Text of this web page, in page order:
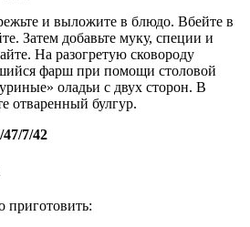
и выложите в блюдо. Вбейте в
Затем добавьте муку, специи и
На разогретую сковороду
фарш при помощи столовой
оладьи с двух сторон. В
отваренный булгур.
7/42